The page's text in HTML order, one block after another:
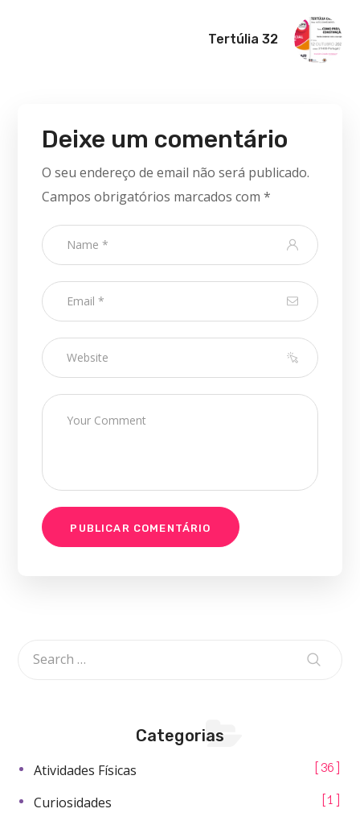
Tertúlia 32
Deixe um comentário
O seu endereço de email não será publicado.
Campos obrigatórios marcados com*
Categorias
Atividades Físicas 36
Curiosidades 1